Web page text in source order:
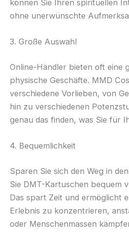
können Sie Ihren spirituellen
ohne unerwünschte
3. Große Auswahl
Online-Händler bieten oft eine
physische Geschäfte. MMD
verschiedene Vorlieben, von
hin zu verschiedenen
genau das finden, was Sie für
4. Bequemlichkeit
Sparen Sie sich den Weg in
Sie DMT-Kartuschen bequem
Das spart Zeit und ermöglicht
Erlebnis zu konzentrieren,
oder Menschenmassen